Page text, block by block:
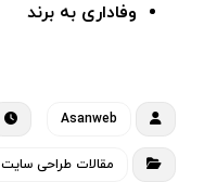
وفاداری به برند
Asanweb
مقالات طراحی سایت